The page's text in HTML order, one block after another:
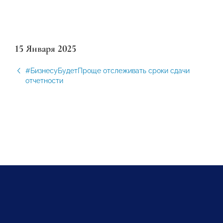
15 Января 2025
#БизнесуБудетПроще отслеживать сроки сдачи
отчетности